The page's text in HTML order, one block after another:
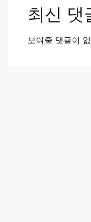
최신 댓
보여줄 댓글이